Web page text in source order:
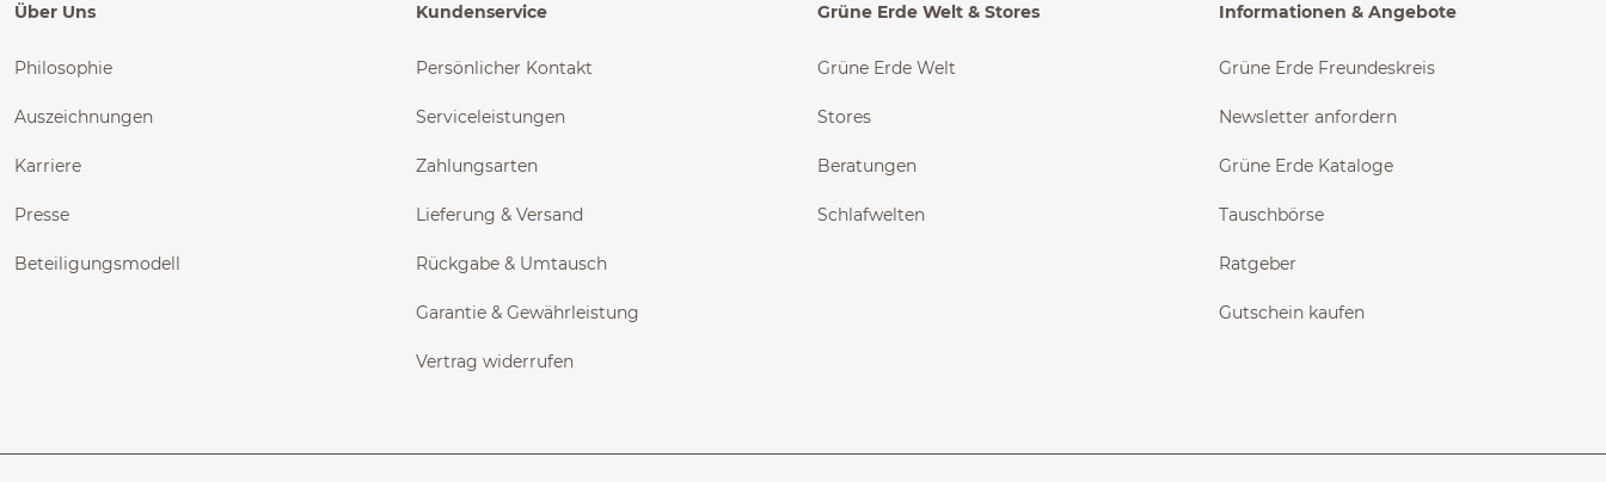
Über Uns
Philosophie
Auszeichnungen
Karriere
Presse
Beteiligungsmodell
Kundenservice
Persönlicher Kontakt
Serviceleistungen
Zahlungsarten
Lieferung & Versand
Rückgabe & Umtausch
Garantie & Gewährleistung
Vertrag widerrufen
Grüne Erde Welt & Stores
Grüne Erde Welt
Stores
Beratungen
Schlafwelten
Informationen & Angebote
Grüne Erde Freundeskreis
Newsletter anfordern
Grüne Erde Kataloge
Tauschbörse
Ratgeber
Gutschein kaufen